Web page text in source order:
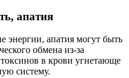
апатия
энергии, апатия могут быть
обмена из-за
в крови угнетающе
систему.